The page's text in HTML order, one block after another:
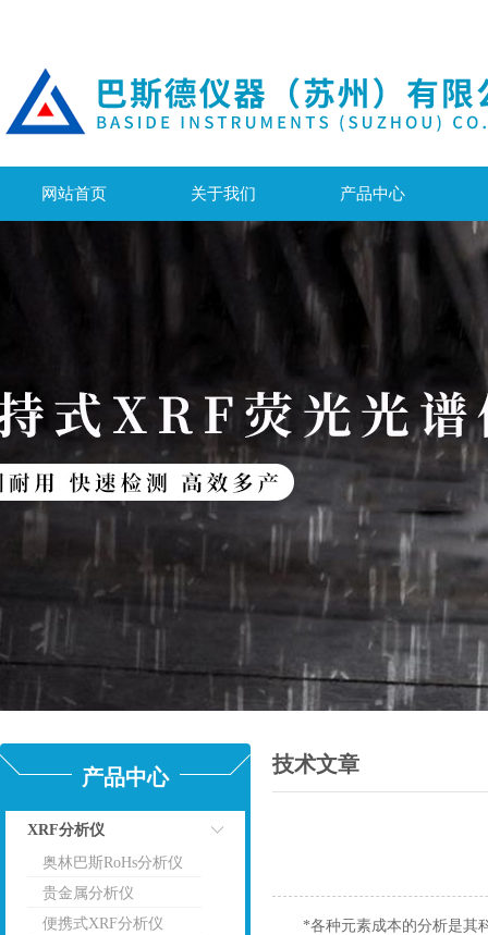
网站首页 关于我们 产品中心
产品中心
XRF分析仪
点击
奥林巴斯RoHs分析仪
贵金属分析仪
便携式XRF分析仪
技术文章
*各种元素成本的分析是其科